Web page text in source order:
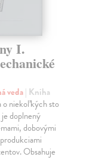
I.
veda| Kniha
o niekoľkých sto
doplnený
dobovými
Obsahuje